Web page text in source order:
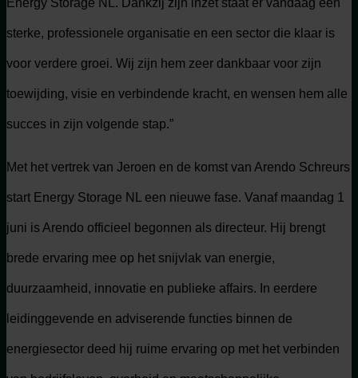
Energy Storage NL. Dankzij zijn inzet staat er vandaag een
sterke, professionele organisatie en een sector die klaar is
voor verdere groei. Wij zijn hem zeer dankbaar voor zijn
toewijding, visie en verbindende kracht, en wensen hem alle
succes in zijn volgende stap.”
Met het vertrek van Jeroen en de komst van Arendo Schreurs
start Energy Storage NL een nieuwe fase. Vanaf maandag 1
juni is Arendo officieel begonnen als directeur. Hij brengt
brede ervaring mee op het snijvlak van energie,
duurzaamheid, innovatie en publieke affairs. In eerdere
leidinggevende en adviserende functies binnen de
energiesector deed hij ruime ervaring op met het verbinden